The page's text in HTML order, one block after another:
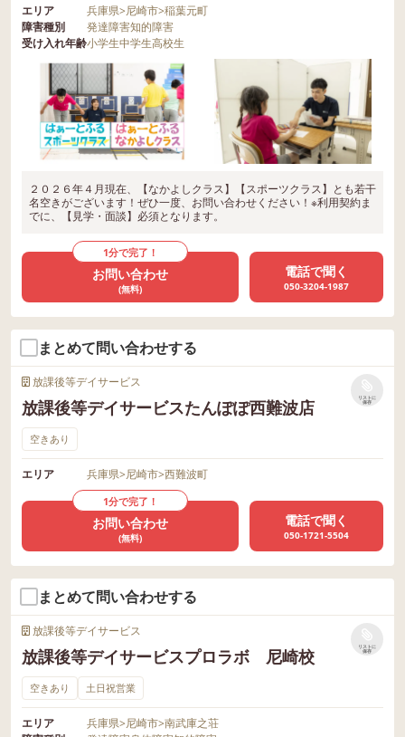
エリア 兵庫県>尼崎市>稲葉元町
障害種別
発達障害知的障害
受け入れ年齢小学生中学生高校生
２０２６年４月現在、【なかよしクラス】【スポーツクラス】とも若干
名空きがございます！ぜひ一度、お問い合わせください！※利用契約ま
でに、【見学・面談】必須となります。
1分で完了！
お問い合わせ
(無料)
電話で聞く
050-3204-1987
まとめて問い合わせする
放課後等デイサービス
放課後等デイサービスたんぽぽ西難波店
リストに
保存
空きあり
エリア 兵庫県>尼崎市>西難波町
1分で完了！
お問い合わせ
(無料)
電話で聞く
050-1721-5504
まとめて問い合わせする
放課後等デイサービス
放課後等デイサービスプロラボ 尼崎校
リストに
保存
空きあり 土日祝営業
エリア 兵庫県>尼崎市>南武庫之荘